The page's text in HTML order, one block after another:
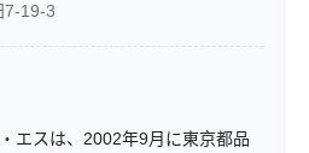
7-19-3
エスは、2002年9月に東京都品